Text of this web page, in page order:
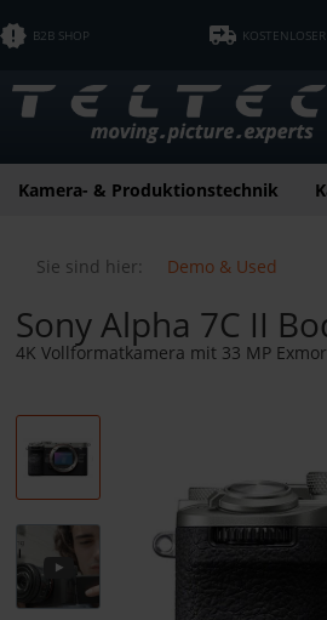
B2B SHOP
Kamera- & Produktionstechnik
Sie sind hier: Demo & Used
Sony Alpha 7C II
4K Vollformatkamera mit 33 MP